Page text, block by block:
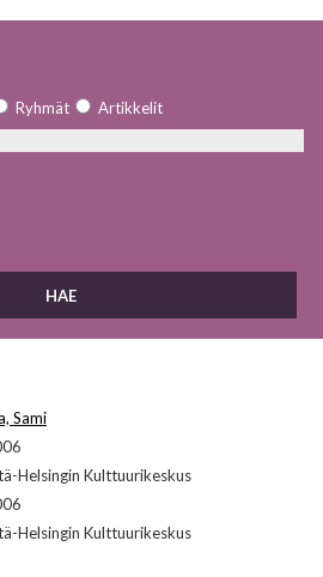
Ryhmät Artikkelit
Sami
Helsingin Kulttuurikeskus
Helsingin Kulttuurikeskus